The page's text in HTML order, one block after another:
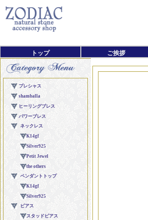
トップ ご挨拶